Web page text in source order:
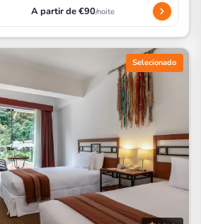
A partir de €90/noite
Selecionado